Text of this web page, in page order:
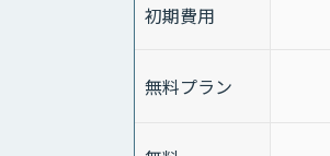
初期費用
無料プラン